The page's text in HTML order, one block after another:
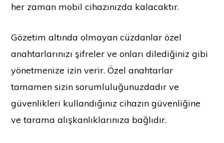
her zaman mobil cihazınızda kalacaktır.
Gözetim altında olmayan cüzdanlar özel
anahtarlarınızı şifreler ve onları dilediğiniz gibi
yönetmenize izin verir. Özel anahtarlar
tamamen sizin sorumluluğunuzdadır ve
güvenlikleri kullandığınız cihazın güvenliğine
ve tarama alışkanlıklarınıza bağlıdır.